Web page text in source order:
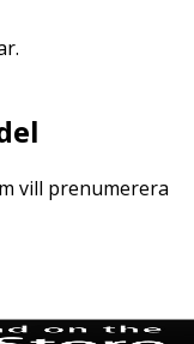
vill prenumerera